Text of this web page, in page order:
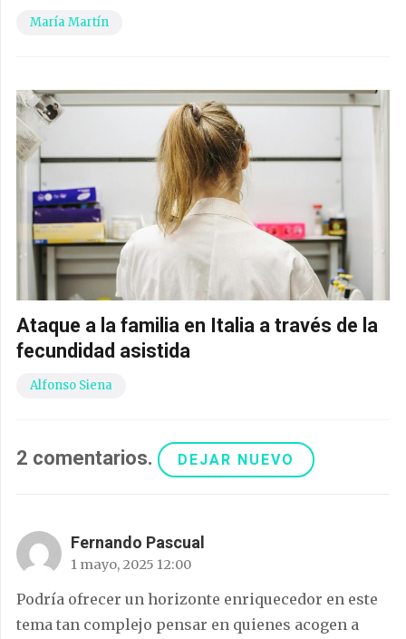
María Martín
Ataque a la familia en Italia a través de la
fecundidad asistida
Alfonso Siena
2 comentarios. DEJAR NUEVO
Fernando Pascual
1 mayo, 2025 12:00
Podría ofrecer un horizonte enriquecedor en este
tema tan complejo pensar en quienes acogen a